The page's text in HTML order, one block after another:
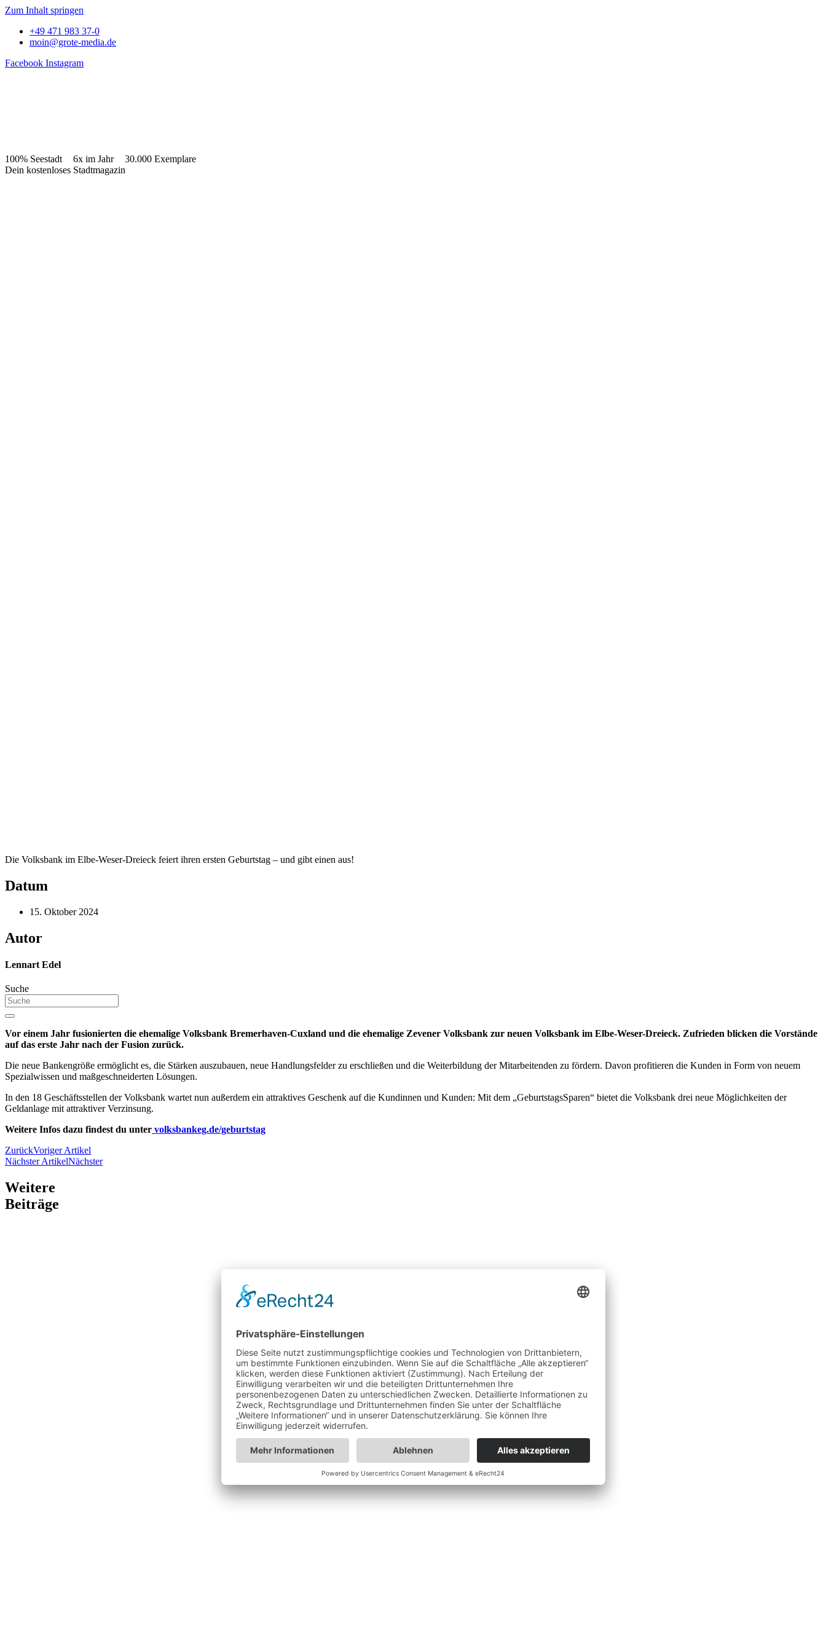
Zum Inhalt springen
+49 471 983 37-0
moin@grote-media.de
Facebook Instagram
100% Seestadt 6x im Jahr
30.000 Exemplare
Dein kostenloses Stadtmagazin
Die Volksbank im Elbe-Weser-Dreieck feiert ihren ersten Geburtstag – und gibt einen aus!
Datum
15. Oktober 2024
Autor
Lennart Edel
Suche
Vor einem Jahr fusionierten die ehemalige Volksbank Bremerhaven-Cuxland und die ehemalige Zevener Volksbank zur neuen Volksbank im Elbe-Weser-Dreieck. Zufrieden blicken die Vorstände
auf das erste Jahr nach der Fusion zurück.
Die neue Bankengröße ermöglicht es, die Stärken auszubauen, neue Handlungsfelder zu erschließen und die Weiterbildung der Mitarbeitenden zu fördern. Davon profitieren die Kunden in Form von neuem
Spezialwissen und maßgeschneiderten Lösungen.
In den 18 Geschäftsstellen der Volksbank wartet nun außerdem ein attraktives Geschenk auf die Kundinnen und Kunden: Mit dem „GeburtstagsSparen“ bietet die Volksbank drei neue Möglichkeiten der
Geldanlage mit attraktiver Verzinsung.
Weitere Infos dazu findest du unter volksbankeg.de/geburtstag
ZurückVoriger Artikel
Nächster ArtikelNächster
Weitere
Beiträge